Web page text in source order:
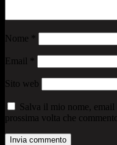
Nome
Email
Sito web
Salva il mio nome,
prossima volta che